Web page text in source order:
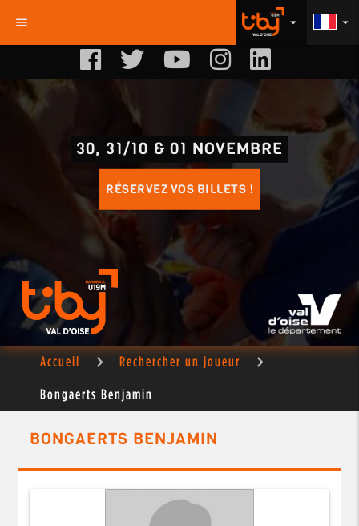
menu arrow_drop_down
arrow_drop_down
30, 31/10 & 01 NOVEMBRE
RÉSERVEZ VOS BILLETS !
Accueil Rechercher un joueur
Bongaerts Benjamin
BONGAERTS BENJAMIN